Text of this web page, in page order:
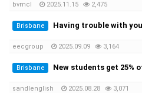
bvmcl 2025.11.15 2,475
Brisbane Having trouble with your assignments? We
eecgroup 2025.09.09 3,164
Brisbane New students get 25%
sandlenglish 2025.08.28 3,071